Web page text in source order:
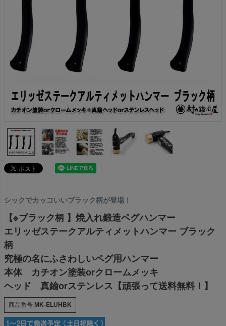
シックでカッコいいブラック柄が登場！
【※ブラック柄 】焼入れ鍛造ペグハンマー
エリッゼステークアルティメットハンマー ブラック
柄
究極の名にふさわしいペグ用ハンマー
本体 カチオン塗装orクロームメッキ
ヘッド 真鍮orステンレス【頑張って送料無料！】
商品番号 MK-ELUHBK